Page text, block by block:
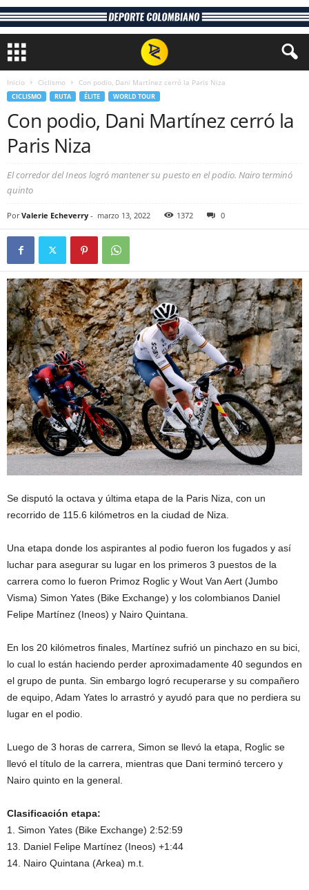
Inicio Ciclismo Con podio, Dani Martínez cerró la Paris Niza
CICLISMO RUTA ÉLITE WORLD TOUR
Con podio, Dani Martínez cerró la
Paris Niza
El corredor del Ineos logró mantener su puesto en el podio. Nairo terminó
quinto
Por Valerie Echeverry - marzo 13, 2022 1372 0
Se disputó la octava y última etapa de la Paris Niza, con un
recorrido de 115.6 kilómetros en la ciudad de Niza.
Una etapa donde los aspirantes al podio fueron los fugados y así
luchar para asegurar su lugar en los primeros 3 puestos de la
carrera como lo fueron Primoz Roglic y Wout Van Aert (Jumbo
Visma) Simon Yates (Bike Exchange) y los colombianos Daniel
Felipe Martínez (Ineos) y Nairo Quintana.
En los 20 kilómetros finales, Martínez sufrió un pinchazo en su bici,
lo cual lo están haciendo perder aproximadamente 40 segundos en
el grupo de punta. Sin embargo logró recuperarse y su compañero
de equipo, Adam Yates lo arrastró y ayudó para que no perdiera su
lugar en el podio.
Luego de 3 horas de carrera, Simon se llevó la etapa, Roglic se
llevó el título de la carrera, mientras que Dani terminó tercero y
Nairo quinto en la general.
Clasificación etapa:
1. Simon Yates (Bike Exchange) 2:52:59
13. Daniel Felipe Martínez (Ineos) +1:44
14. Nairo Quintana (Arkea) m.t.